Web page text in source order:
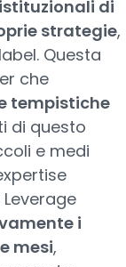
di
strategie,
Questa
che
tempistiche
di questo
e medi
i
mesi,